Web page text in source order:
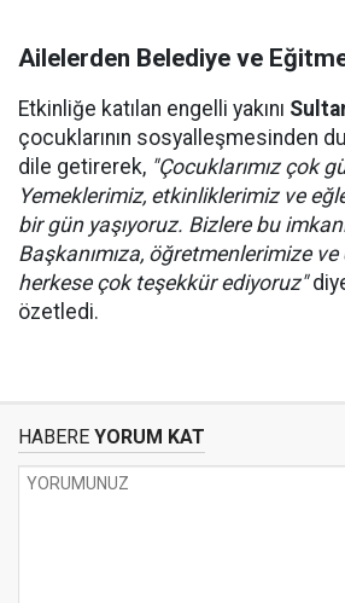
Ailelerden Belediye ve
Etkinliğe katılan engelli yakını
çocuklarının sosyalleşmesinden
dile getirerek, "Çocuklarımız çok
Yemeklerimiz, etkinliklerimiz ve
bir gün yaşıyoruz. Bizlere bu
Başkanımıza, öğretmenlerimize
herkese çok teşekkür ediyoruz"
özetledi.
HABERE YORUM KAT